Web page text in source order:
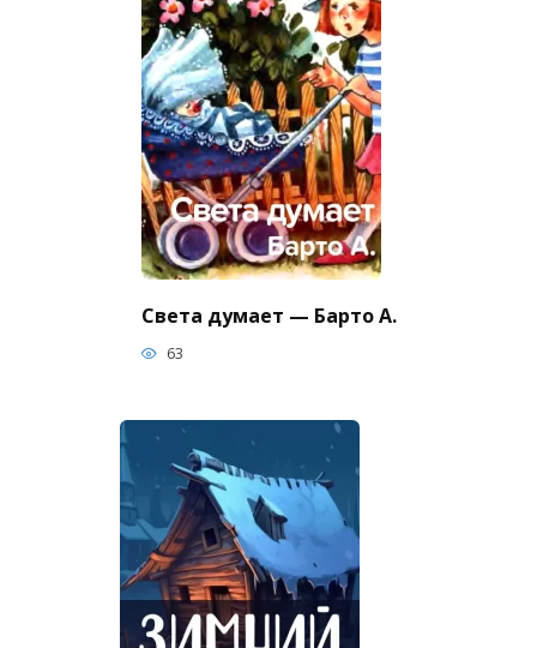
Света думает — Барто А.
63